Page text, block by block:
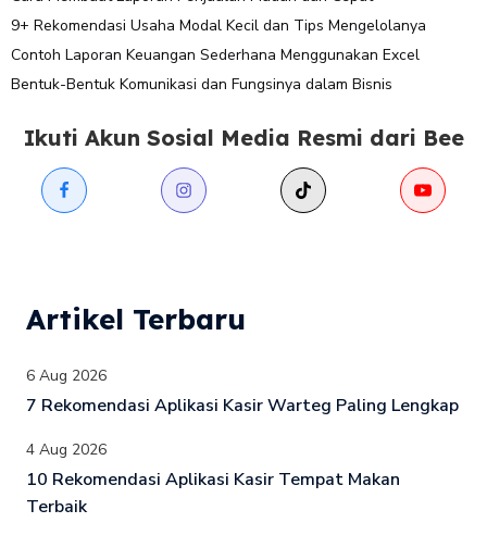
9+ Rekomendasi Usaha Modal Kecil dan Tips Mengelolanya
Contoh Laporan Keuangan Sederhana Menggunakan Excel
Bentuk-Bentuk Komunikasi dan Fungsinya dalam Bisnis
Ikuti Akun Sosial Media Resmi dari Bee
Artikel Terbaru
6 Aug 2026
7 Rekomendasi Aplikasi Kasir Warteg Paling Lengkap
4 Aug 2026
10 Rekomendasi Aplikasi Kasir Tempat Makan
Terbaik